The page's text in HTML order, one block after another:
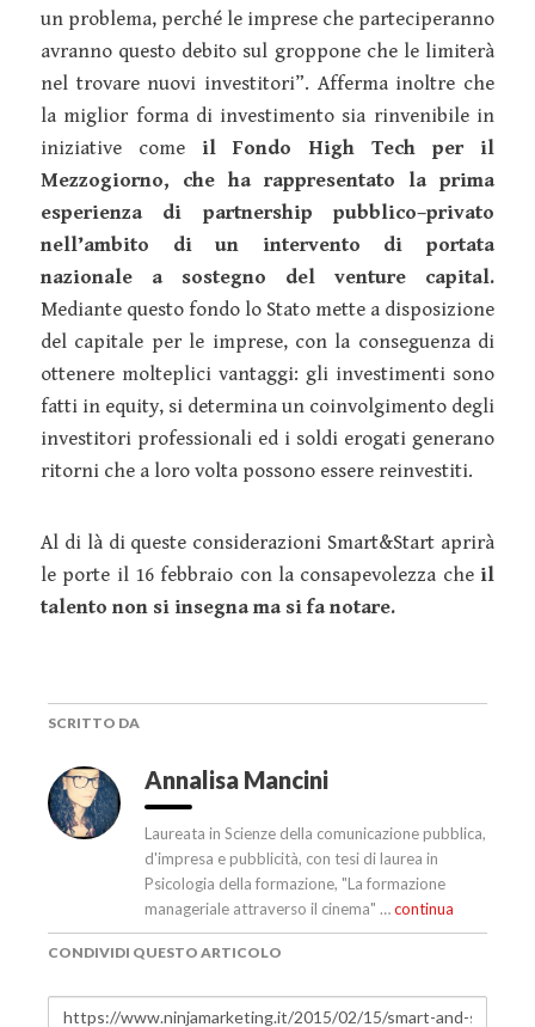
un problema, perché le imprese che parteciperanno
avranno questo debito sul groppone che le limiterà
nel trovare nuovi investitori”. Afferma inoltre che
la miglior forma di investimento sia rinvenibile in
iniziative come il Fondo High Tech per il
Mezzogiorno, che ha rappresentato la prima
esperienza di partnership pubblico–privato
nell’ambito di un intervento di portata
nazionale a sostegno del venture capital.
Mediante questo fondo lo Stato mette a disposizione
del capitale per le imprese, con la conseguenza di
ottenere molteplici vantaggi: gli investimenti sono
fatti in equity, si determina un coinvolgimento degli
investitori professionali ed i soldi erogati generano
ritorni che a loro volta possono essere reinvestiti.
Al di là di queste considerazioni Smart&Start aprirà
le porte il 16 febbraio con la consapevolezza che il
talento non si insegna ma si fa notare.
SCRITTO DA
Annalisa Mancini
Laureata in Scienze della comunicazione pubblica,
d'impresa e pubblicità, con tesi di laurea in
Psicologia della formazione, "La formazione
manageriale attraverso il cinema" …continua
CONDIVIDI QUESTO ARTICOLO